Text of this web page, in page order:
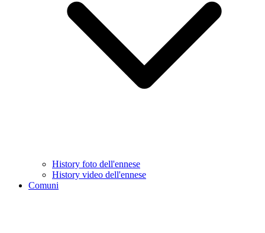
History foto dell'ennese
History video dell'ennese
Comuni